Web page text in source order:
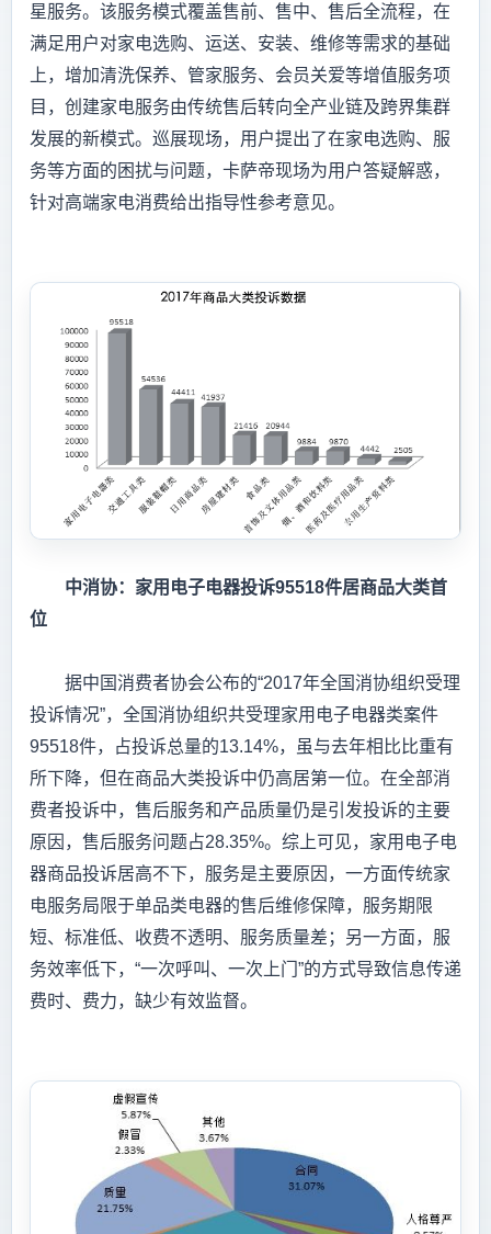
星服务。该服务模式覆盖售前、售中、售后全流程，在
满足用户对家电选购、运送、安装、维修等需求的基础
上，增加清洗保养、管家服务、会员关爱等增值服务项
目，创建家电服务由传统售后转向全产业链及跨界集群
发展的新模式。巡展现场，用户提出了在家电选购、服
务等方面的困扰与问题，卡萨帝现场为用户答疑解惑，
针对高端家电消费给出指导性参考意见。
中消协：家用电子电器投诉95518件居商品大类首
位
据中国消费者协会公布的“2017年全国消协组织受理
投诉情况”，全国消协组织共受理家用电子电器类案件
95518件，占投诉总量的13.14%，虽与去年相比比重有
所下降，但在商品大类投诉中仍高居第一位。在全部消
费者投诉中，售后服务和产品质量仍是引发投诉的主要
原因，售后服务问题占28.35%。综上可见，家用电子电
器商品投诉居高不下，服务是主要原因，一方面传统家
电服务局限于单品类电器的售后维修保障，服务期限
短、标准低、收费不透明、服务质量差；另一方面，服
务效率低下，“一次呼叫、一次上门”的方式导致信息传递
费时、费力，缺少有效监督。